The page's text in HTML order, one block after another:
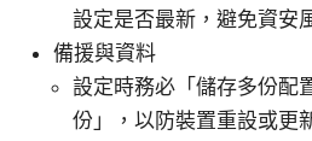
設定是否最新，避免資安
備援與資料
設定時務必「儲存多份配
份」，以防裝置重設或更